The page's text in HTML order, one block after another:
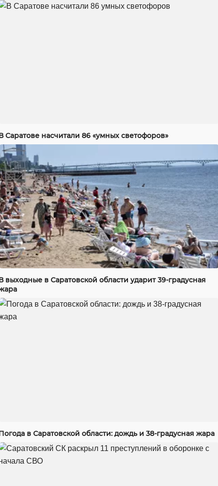
Саратове насчитали 86 «умных светофоров»
выходные в Саратовской области ударит 39-градусная
в Саратовской области: дождь и 38-градусная жара